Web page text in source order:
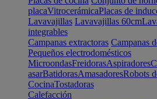
placaVitrocerámicaPlacas de
Lavavajillas Lavavajillas 60cm
integrables
Campanas extractoras Campanas
Pequeños electrodomésticos
MicroondasFreidorasAspiradores
asarBatidorasAmasadoresRobots
CocinaTostadoras
Calefacción